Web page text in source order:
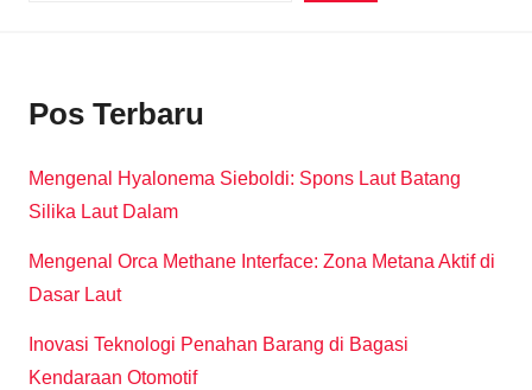
Pos Terbaru
Mengenal Hyalonema Sieboldi: Spons Laut Batang
Silika Laut Dalam
Mengenal Orca Methane Interface: Zona Metana Aktif di
Dasar Laut
Inovasi Teknologi Penahan Barang di Bagasi
Kendaraan Otomotif